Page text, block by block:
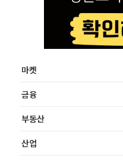
마켓
금융
부동산
산업